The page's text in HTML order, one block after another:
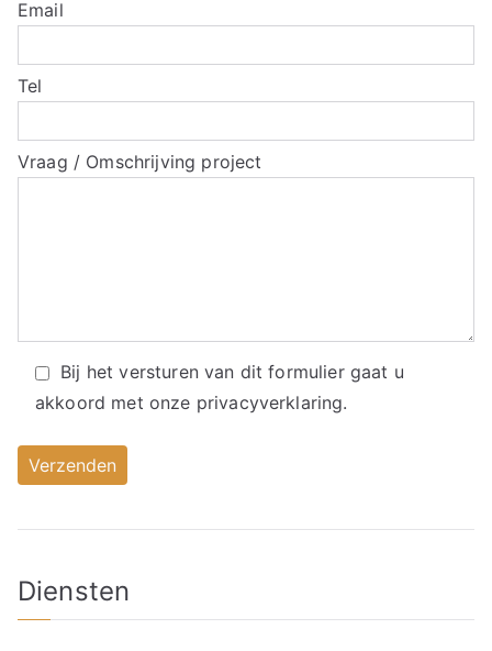
Email
Tel
Vraag / Omschrijving project
Bij het versturen van dit formulier gaat u
akkoord met onze privacyverklaring.
Diensten